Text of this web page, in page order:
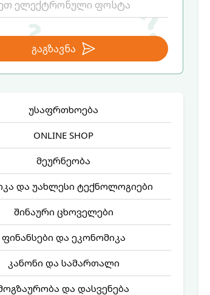
გაგზავნა
უსაფრთხოება
ONLINE SHOP
მეურნეობა
და უახლესი ტექნოლოგიები
შინაური ცხოველები
ფინანსები და ეკონომიკა
კანონი და სამართალი
და დასვენება